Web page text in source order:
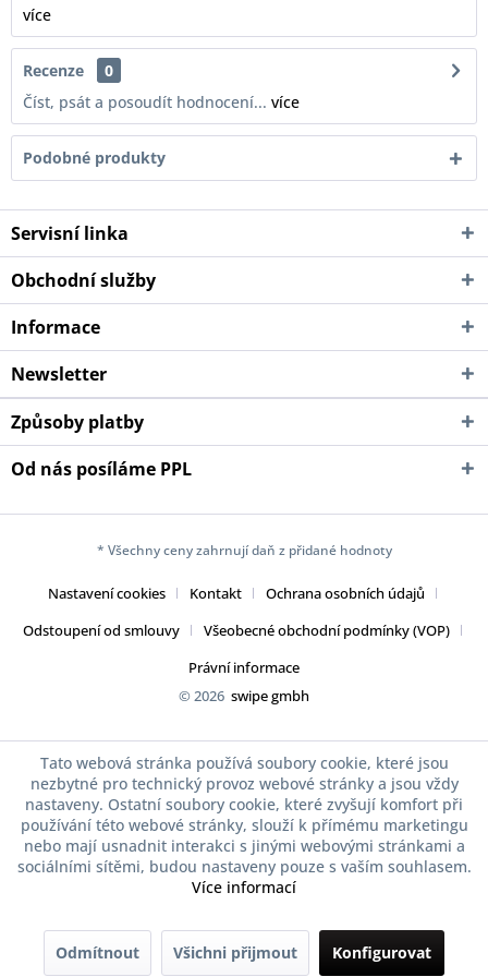
více
Recenze
0
Číst, psát a posoudít hodnocení... více
Podobné produkty
Servisní linka
Obchodní služby
Informace
Newsletter
Způsoby platby
Od nás posíláme PPL
* Všechny ceny zahrnují daň z přidané hodnoty
Nastavení cookies Kontakt
Ochrana osobních údajů
Odstoupení od smlouvy
Všeobecné obchodní podmínky (VOP)
Právní informace
© 2026 swipe gmbh
Tato webová stránka používá soubory cookie, které jsou
nezbytné pro technický provoz webové stránky a jsou vždy
nastaveny. Ostatní soubory cookie, které zvyšují komfort při
používání této webové stránky, slouží k přímému marketingu
nebo mají usnadnit interakci s jinými webovými stránkami a
sociálními sítěmi, budou nastaveny pouze s vaším souhlasem.
Více informací
Odmítnout Všichni přijmout Konfigurovat